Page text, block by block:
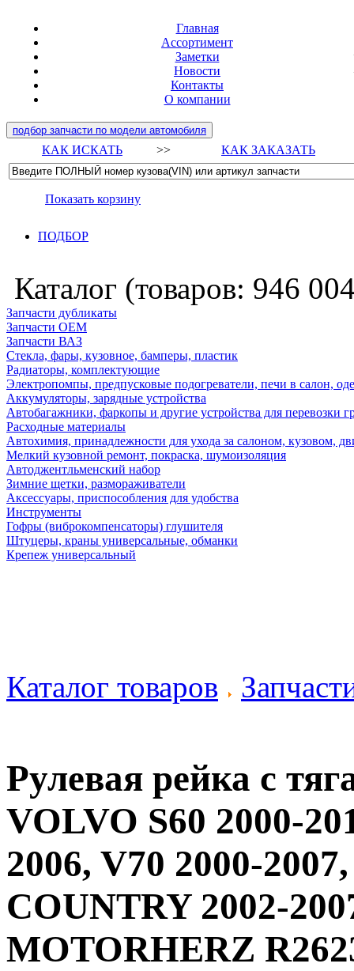
Главная
Ассортимент
Заметки
Новости
Контакты
О компании
подбор запчасти по модели автомобиля
КАК ИСКАТЬ >> КАК ЗАКАЗАТЬ
Показать корзину
ПОДБОР
Каталог (товаров: 946
Запчасти дубликаты
Запчасти ОЕМ
Запчасти ВАЗ
Стекла, фары, кузовное, бамперы, пластик
Радиаторы, комплектующие
Электропомпы, предпусковые подогреватели, печи в салон,
Аккумуляторы, зарядные устройства
Автобагажники, фаркопы и другие устройства для перевозки
Расходные материалы
Автохимия, принадлежности для ухода за салоном, кузовом,
Мелкий кузовной ремонт, покраска, шумоизоляция
Автоджентльменский набор
Зимние щетки, размораживатели
Аксессуары, приспособления для удобства
Инструменты
Гофры (виброкомпенсаторы) глушителя
Штуцеры, краны универсальные, обманки
Крепеж универсальный
Каталог товаров
Рулевая рейка с
VOLVO S60 2000-
2006, V70 2000-
COUNTRY 2002-
MOTORHERZ